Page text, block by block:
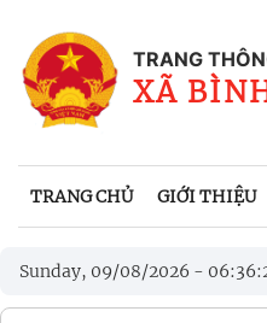
TRANG
XÃ
TRANG CHỦ GIỚI THIỆU
Sunday, 09/08/2026 - 06:36: